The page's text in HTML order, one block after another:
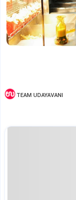
TEAM UDAYAVANI